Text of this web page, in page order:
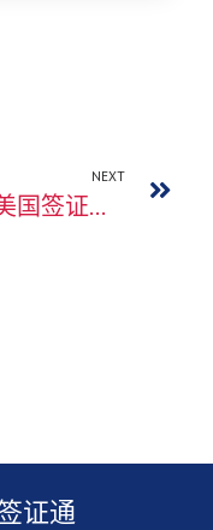
NEXT
获得美国签证后没有去过美国，会被取消吗？需要在EVUS上登记吗？
证通